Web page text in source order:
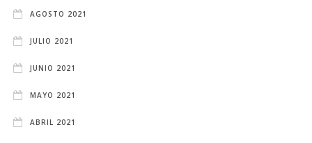
AGOSTO 2021
JULIO 2021
JUNIO 2021
MAYO 2021
ABRIL 2021